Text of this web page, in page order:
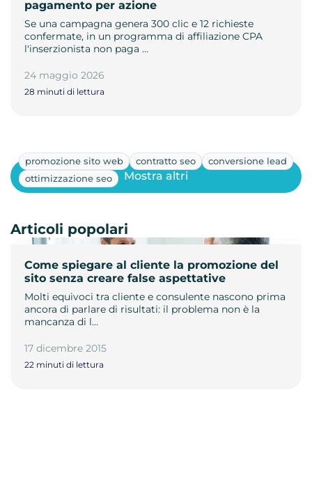
pagamento per azione
Se una campagna genera 300 clic e 12 richieste
confermate, in un programma di affiliazione CPA
l'inserzionista non paga …
24 maggio 2026
28 minuti di lettura
promozione sito web contratto seo
conversione lead
ottimizzazione seo
Come spiegare al cliente la promozione del
sito senza creare false aspettative
Molti equivoci tra cliente e consulente nascono prima
ancora di parlare di risultati: il problema non è la
mancanza di l…
17 dicembre 2015
22 minuti di lettura
Mostra altri
Articoli popolari